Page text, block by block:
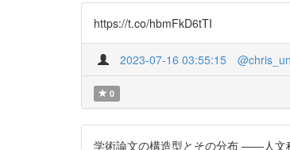
https://t.co/hbmFkD6tTI
2023-07-16 03:55:15
0
学術論文の構造型とその分布 ――人文